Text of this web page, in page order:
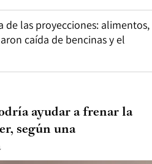
de las proyecciones: alimentos,
caída de bencinas y el
ayudar a frenar la
según una